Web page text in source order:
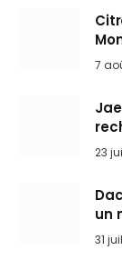
7
23
un
31